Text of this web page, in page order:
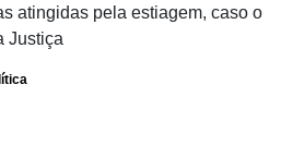
atingidas pela estiagem, caso o
Justiça